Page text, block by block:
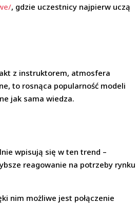
, gdzie uczestnicy najpierw uczą
z instruktorem, atmosfera
to rosnąca popularność modeli
jak sama wiedza.
wpisują się w ten trend –
reagowanie na potrzeby rynku
nim możliwe jest połączenie